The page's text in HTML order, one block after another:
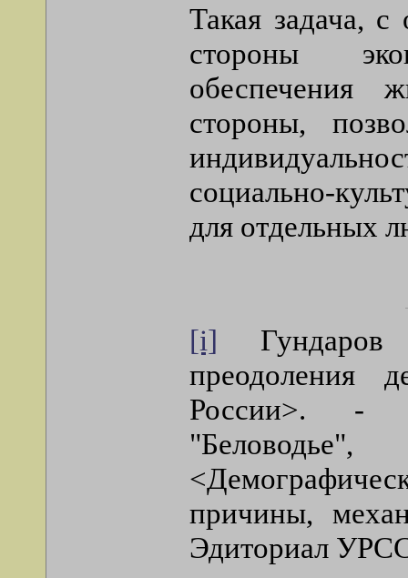
Такая задача,
стороны
обеспечения
стороны,
социально-
для отдельных
[i]
преодоления
России>. -
причины,
Эдиториал